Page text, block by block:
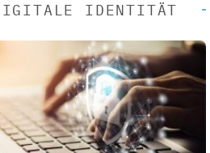
IDENTITÄT